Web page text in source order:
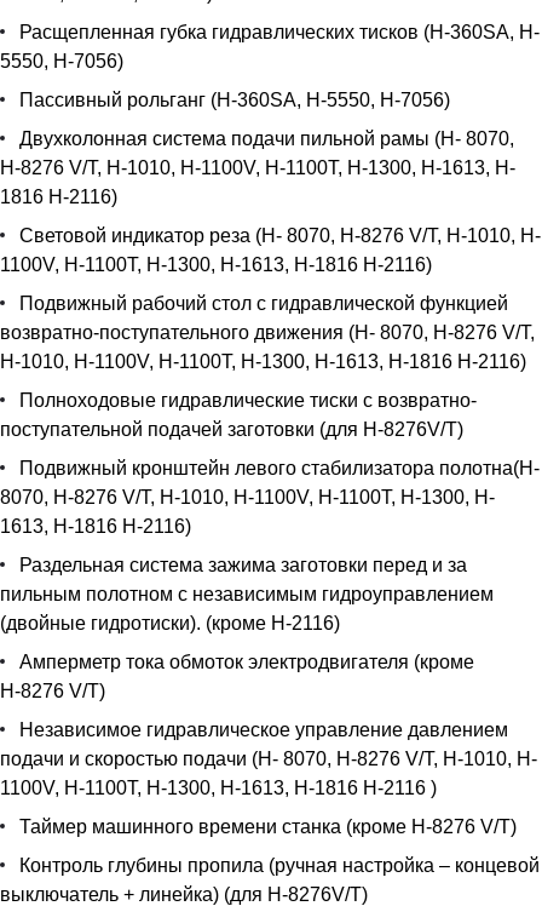
Расщепленная губка гидравлических тисков (H-360SA, H-
5550, H-7056)
Пассивный рольганг (H-360SA, H-5550, H-7056)
Двухколонная система подачи пильной рамы (Н- 8070,
Н-8276 V/T, H-1010, H-1100V, H-1100T, H-1300, H-1613, H-
1816 H-2116)
Световой индикатор реза (Н- 8070, Н-8276 V/T, H-1010, H-
1100V, H-1100T, H-1300, H-1613, H-1816 H-2116)
Подвижный рабочий стол с гидравлической функцией
возвратно-поступательного движения (Н- 8070, Н-8276 V/T,
H-1010, H-1100V, H-1100T, H-1300, H-1613, H-1816 H-2116)
Полноходовые гидравлические тиски с возвратно-
поступательной подачей заготовки (для Н-8276V/T)
Подвижный кронштейн левого стабилизатора полотна(Н-
8070, Н-8276 V/T, H-1010, H-1100V, H-1100T, H-1300, H-
1613, H-1816 H-2116)
Раздельная система зажима заготовки перед и за
пильным полотном с независимым гидроуправлением
(двойные гидротиски). (кроме Н-2116)
Амперметр тока обмоток электродвигателя (кроме
Н-8276 V/T)
Независимое гидравлическое управление давлением
подачи и скоростью подачи (Н- 8070, Н-8276 V/T, H-1010, H-
1100V, H-1100T, H-1300, H-1613, H-1816 H-2116 )
Таймер машинного времени станка (кроме Н-8276 V/T)
Контроль глубины пропила (ручная настройка – концевой
выключатель + линейка) (для Н-8276V/T)